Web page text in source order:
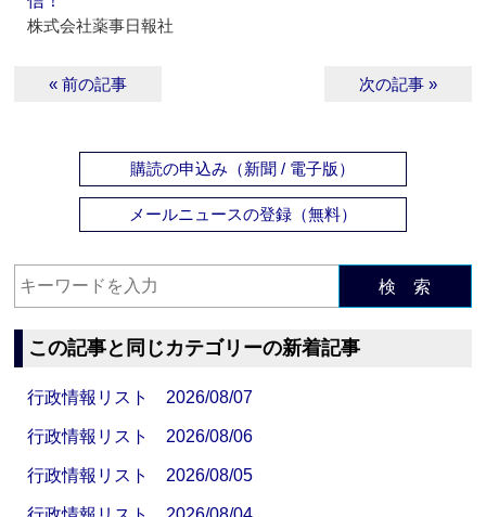
株式会社薬事日報社
« 前の記事 次の記事 »
購読の申込み（新聞 / 電子版）
メールニュースの登録（無料）
検 索
この記事と同じカテゴリーの新着記事
行政情報リスト 2026/08/07
行政情報リスト 2026/08/06
行政情報リスト 2026/08/05